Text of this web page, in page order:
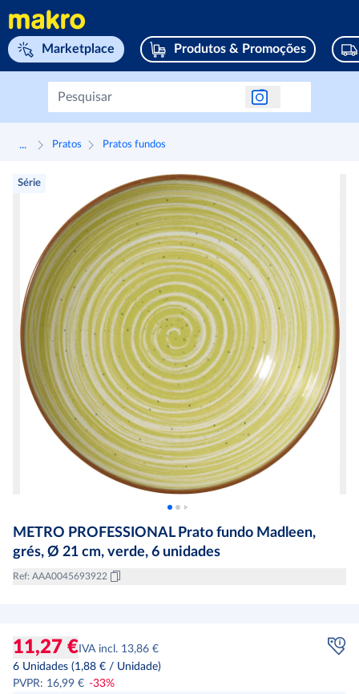
Navegar para home page
Marketplace Produtos & Promoções
... Pratos Pratos fundos
Série
METRO PROFESSIONAL Prato fundo Madleen,
grés, Ø 21 cm, verde, 6 unidades
Ref: AAA0045693922
11,27 € IVA incl. 13,86 €
6 Unidades (1,88 € / Unidade)
PVPR: 16,99 € -33%